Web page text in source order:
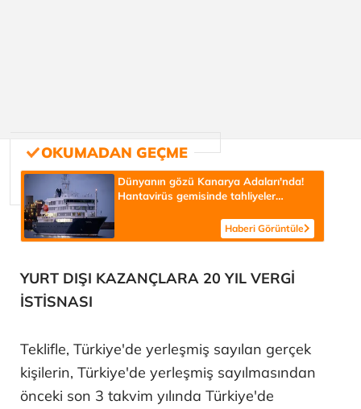
Dünyanın gözü Kanarya Adaları'nda!
Hantavirüs gemisinde tahliyeler
Haberi Görüntüle
YURT DIŞI KAZANÇLARA 20 YIL VERGİ
İSTİSNASI
Teklifle, Türkiye'de yerleşmiş sayılan gerçek
kişilerin, Türkiye'de yerleşmiş sayılmasından
önceki son 3 takvim yılında Türkiye'de